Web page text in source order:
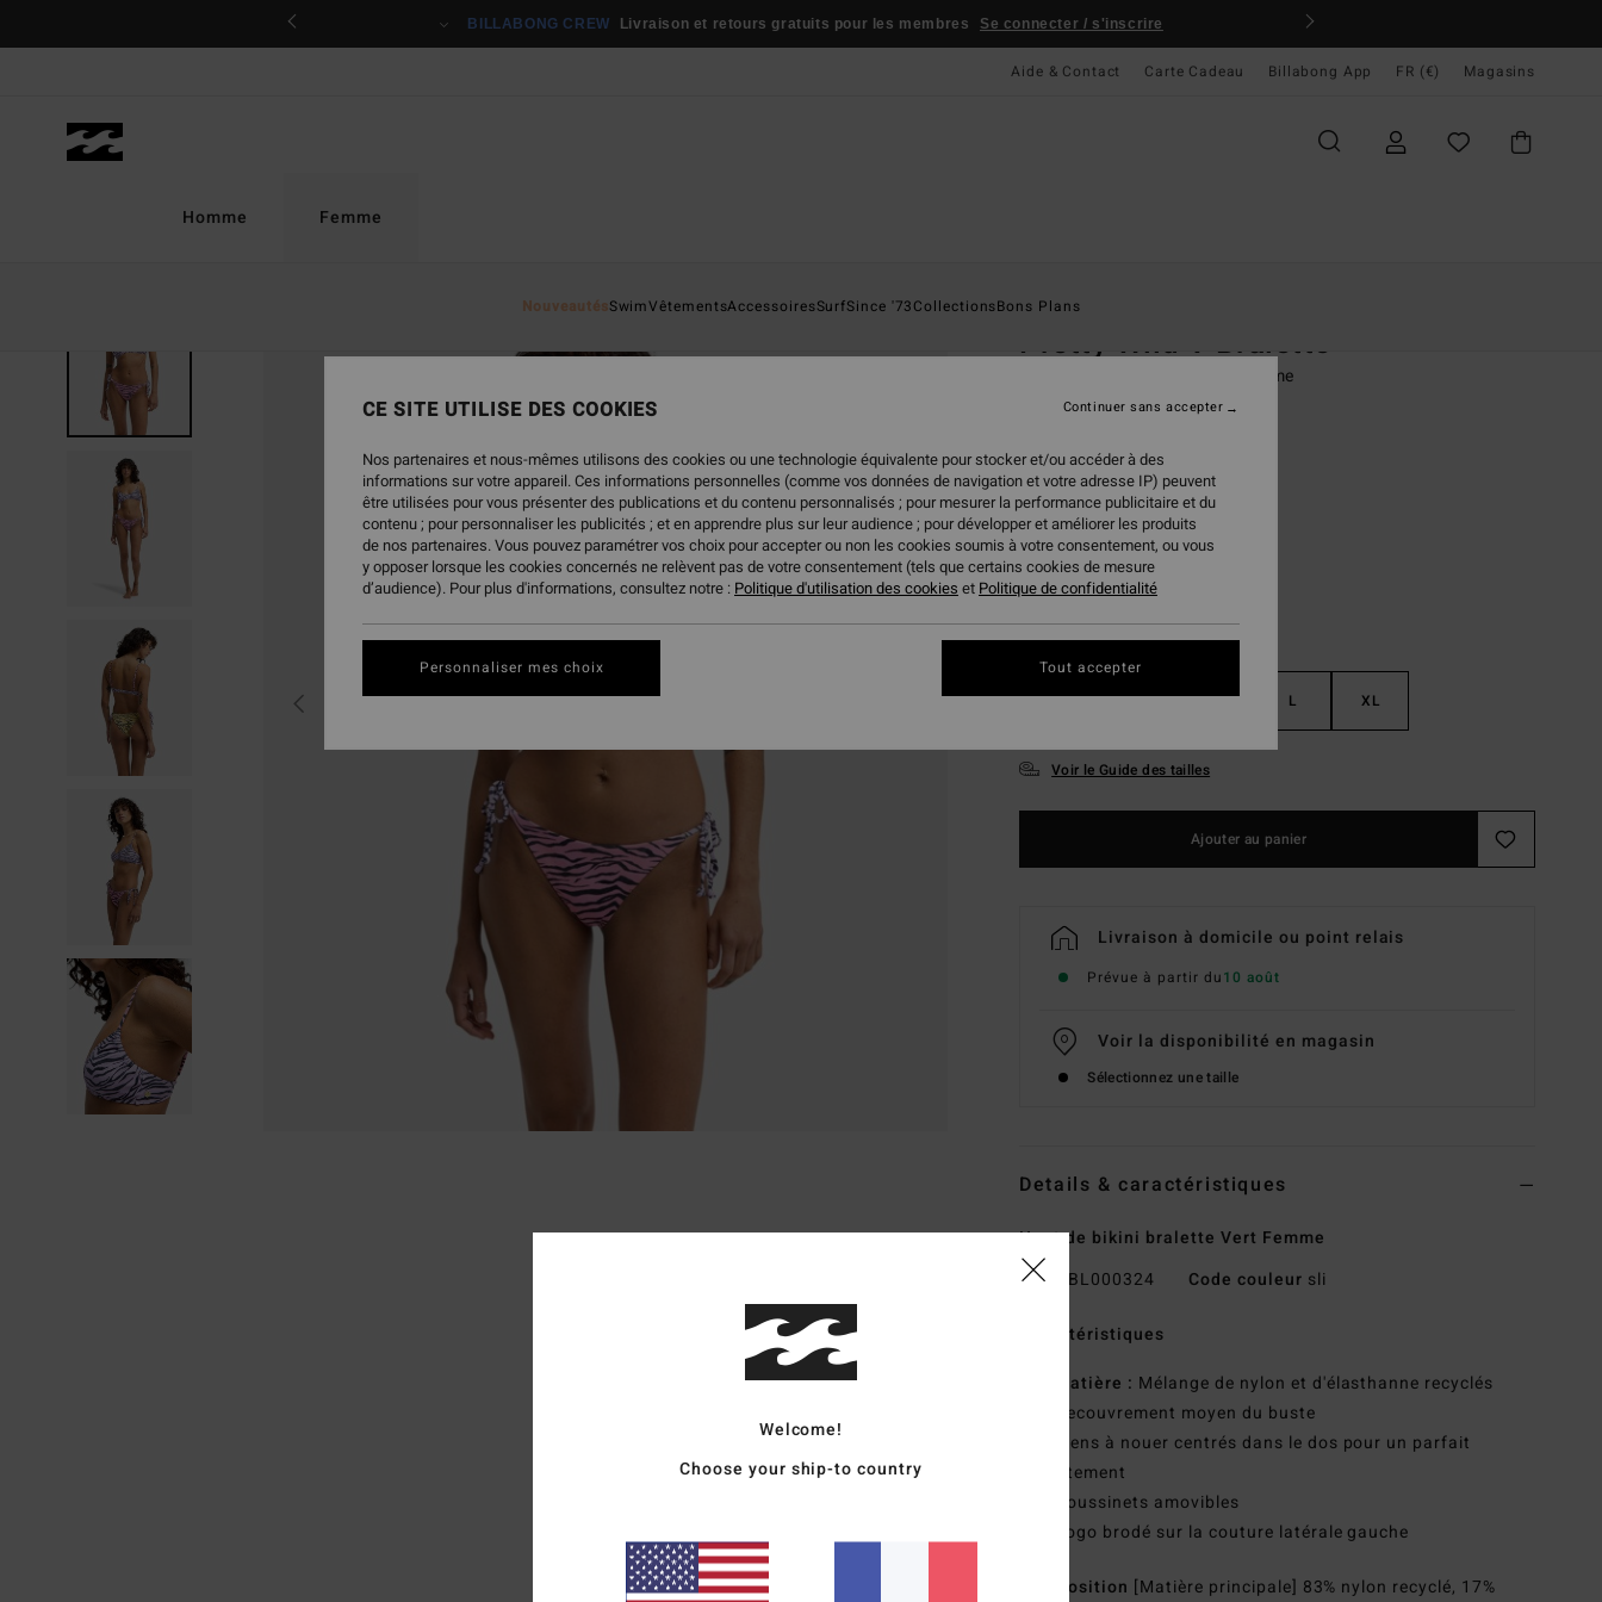
BILLABONG CREW Livraison et retours gratuits pour les membres Se connecter / s'inscrire
Aide & Contact Carte Cadeau Billabong App FR (€) Magasins
Homme Femme
NouveautésSwimVêtementsAccessoiresSurfSince '73CollectionsBons Plans
Pretty Wild V Bralette
Haut de bikini bralette Vert Femme
CouleurSweet Lilac
XS S M L XL
Voir le Guide des tailles
Ajouter au panier
Livraison à domicile ou point relais
Prévue à partir du10 août
Voir la disponibilité en magasin
Sélectionnez une taille
Details & caractéristiques
Haut de bikini bralette Vert Femme
Style
BL000324 Code couleur sli
Caractéristiques
Matière : Mélange de nylon et d'élasthanne recyclés
Recouvrement moyen du buste
Liens à nouer centrés dans le dos pour un parfait
ajustement
Coussinets amovibles
Logo brodé sur la couture latérale gauche
Composition [Matière principale] 83% nylon recyclé, 17%
Welcome!
Choose your ship-to country
CE SITE UTILISE DES COOKIES
Nos partenaires et nous-mêmes utilisons des cookies ou une technologie équivalente pour stocker et/ou accéder à des
informations sur votre appareil. Ces informations personnelles (comme vos données de navigation et votre adresse IP) peuvent
être utilisées pour vous présenter des publications et du contenu personnalisés ; pour mesurer la performance publicitaire et du
contenu ; pour personnaliser les publicités ; et en apprendre plus sur leur audience ; pour développer et améliorer les produits
de nos partenaires. Vous pouvez paramétrer vos choix pour accepter ou non les cookies soumis à votre consentement, ou vous
y opposer lorsque les cookies concernés ne relèvent pas de votre consentement (tels que certains cookies de mesure
d’audience). Pour plus d'informations, consultez notre : Politique d'utilisation des cookies et Politique de confidentialité
Personnaliser mes choix
Continuer sans accepter
Tout accepter